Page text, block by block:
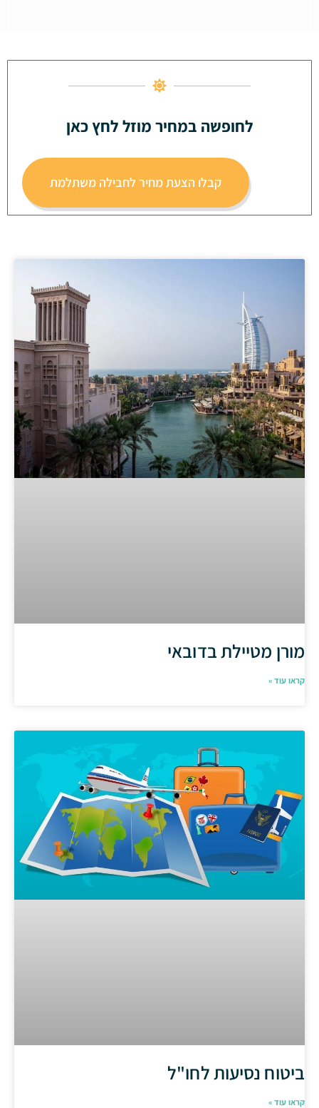
לחופשה במחיר מוזל לחץ כאן
קבלו הצעת מחיר לחבילה משתלמת
מורן מטיילת בדובאי
קראו עוד »
ביטוח נסיעות לחו"ל
קראו עוד »